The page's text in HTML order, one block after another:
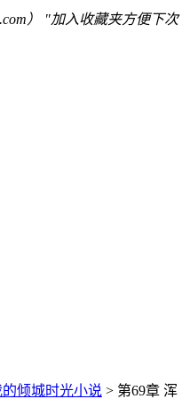
） "加入收藏夹方便下次
倾城时光小说 > 第69章 浑